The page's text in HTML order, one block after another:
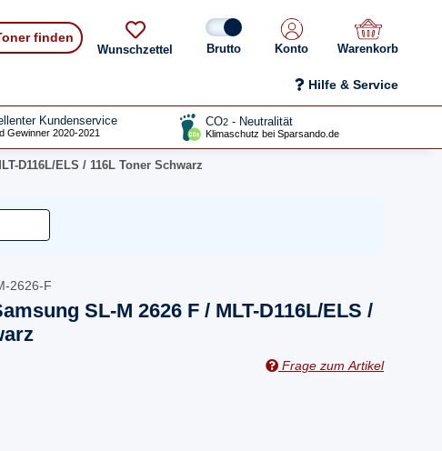
finden
Wunschzettel Konto Warenkorb
Hilfe & Service
Kundenservice
Gewinner 2020-2021
CO2 - Neutralität
Klimaschutz bei Sparsando.de
D116L/ELS / 116L Toner Schwarz
2626-F
SL-M 2626 F / MLT-D116L/ELS /
Frage zum Artikel